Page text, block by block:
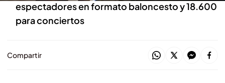
espectadores en formato baloncesto y 18.600
para conciertos
Compartir